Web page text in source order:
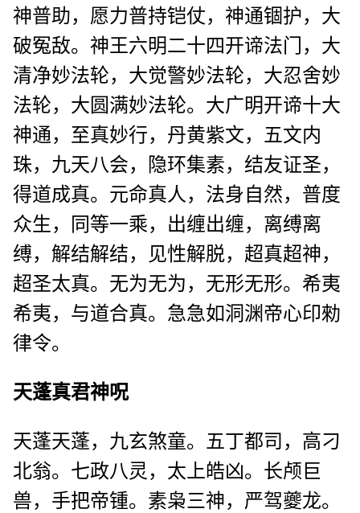
神普助，愿力普持铠仗，神通锢护，大
破冤敌。神王六明二十四开谛法门，大
清净妙法轮，大觉警妙法轮，大忍舍妙
法轮，大圆满妙法轮。大广明开谛十大
神通，至真妙行，丹黄紫文，五文内
珠，九天八会，隐环集素，结友证圣，
得道成真。元命真人，法身自然，普度
众生，同等一乘，出缠出缠，离缚离
缚，解结解结，见性解脱，超真超神，
超圣太真。无为无为，无形无形。希夷
希夷，与道合真。急急如洞渊帝心印勑
律令。
天蓬真君神呪
天蓬天蓬，九玄煞童。五丁都司，高刁
北翁。七政八灵，太上皓凶。长颅巨
兽，手把帝锺。素枭三神，严驾夔龙。